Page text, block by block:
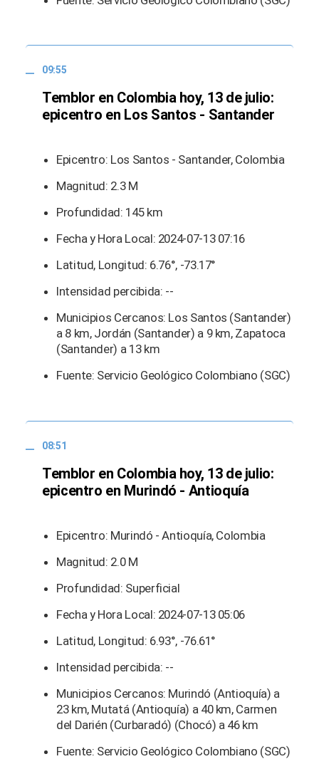
09:55
Temblor en Colombia hoy, 13 de julio:
epicentro en Los Santos - Santander
Epicentro: Los Santos - Santander, Colombia
Magnitud: 2.3 M
Profundidad: 145 km
Fecha y Hora Local: 2024-07-13 07:16
Latitud, Longitud: 6.76°, -73.17°
Intensidad percibida: --
Municipios Cercanos: Los Santos (Santander)
a 8 km, Jordán (Santander) a 9 km, Zapatoca
(Santander) a 13 km
Fuente: Servicio Geológico Colombiano (SGC)
08:51
Temblor en Colombia hoy, 13 de julio:
epicentro en Murindó - Antioquía
Epicentro: Murindó - Antioquía, Colombia
Magnitud: 2.0 M
Profundidad: Superficial
Fecha y Hora Local: 2024-07-13 05:06
Latitud, Longitud: 6.93°, -76.61°
Intensidad percibida: --
Municipios Cercanos: Murindó (Antioquía) a
23 km, Mutatá (Antioquía) a 40 km, Carmen
del Darién (Curbaradó) (Chocó) a 46 km
Fuente: Servicio Geológico Colombiano (SGC)